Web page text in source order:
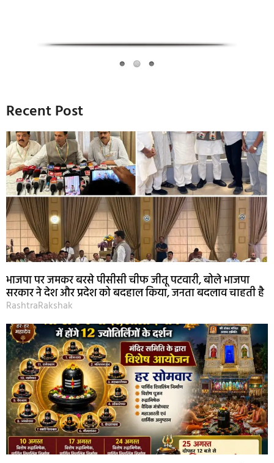
Recent Post
भाजपा पर जमकर बरसे पीसीसी चीफ जीतू पटवारी, बोले भाजपा
सरकार ने देश और प्रदेश को बदहाल किया, जनता बदलाव चाहती है
RashtraRakshak